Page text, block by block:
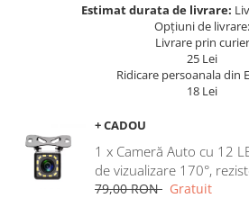
Navigatii Land Rover
Navigatii Chrysler
Estimat durata de livrare:
Opțiuni de livrare:
Livrare prin curier
25 Lei
Ridicare persoanala din
18 Lei
+ CADOU
1 x Cameră Auto cu 12
de vizualizare 170°,
79,00 RON Gratuit